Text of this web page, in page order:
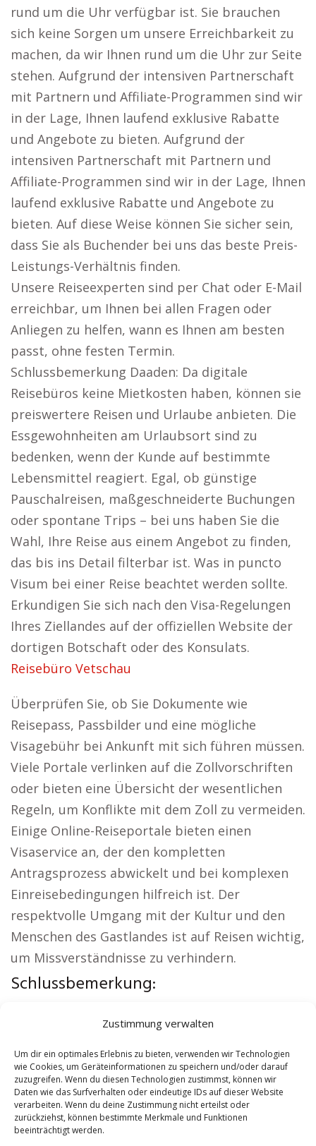
Zustimmung verwalten
Um dir ein optimales Erlebnis zu bieten, verwenden wir Technologien
wie Cookies, um Geräteinformationen zu speichern und/oder darauf
zuzugreifen. Wenn du diesen Technologien zustimmst, können wir
Daten wie das Surfverhalten oder eindeutige IDs auf dieser Website
verarbeiten. Wenn du deine Zustimmung nicht erteilst oder
zurückziehst, können bestimmte Merkmale und Funktionen
beeinträchtigt werden.
rund um die Uhr verfügbar ist. Sie brauchen
sich keine Sorgen um unsere Erreichbarkeit zu
machen, da wir Ihnen rund um die Uhr zur Seite
stehen. Aufgrund der intensiven Partnerschaft
mit Partnern und Affiliate-Programmen sind wir
in der Lage, Ihnen laufend exklusive Rabatte
und Angebote zu bieten. Aufgrund der
intensiven Partnerschaft mit Partnern und
Affiliate-Programmen sind wir in der Lage, Ihnen
laufend exklusive Rabatte und Angebote zu
bieten. Auf diese Weise können Sie sicher sein,
dass Sie als Buchender bei uns das beste Preis-
Leistungs-Verhältnis finden.
Unsere Reiseexperten sind per Chat oder E-Mail
erreichbar, um Ihnen bei allen Fragen oder
Anliegen zu helfen, wann es Ihnen am besten
passt, ohne festen Termin.
Schlussbemerkung Daaden: Da digitale
Reisebüros keine Mietkosten haben, können sie
preiswertere Reisen und Urlaube anbieten. Die
Essgewohnheiten am Urlaubsort sind zu
bedenken, wenn der Kunde auf bestimmte
Lebensmittel reagiert. Egal, ob günstige
Pauschalreisen, maßgeschneiderte Buchungen
oder spontane Trips – bei uns haben Sie die
Wahl, Ihre Reise aus einem Angebot zu finden,
das bis ins Detail filterbar ist. Was in puncto
Visum bei einer Reise beachtet werden sollte.
Erkundigen Sie sich nach den Visa-Regelungen
Ihres Ziellandes auf der offiziellen Website der
dortigen Botschaft oder des Konsulats.
Reisebüro Vetschau
Überprüfen Sie, ob Sie Dokumente wie
Reisepass, Passbilder und eine mögliche
Visagebühr bei Ankunft mit sich führen müssen.
Viele Portale verlinken auf die Zollvorschriften
oder bieten eine Übersicht der wesentlichen
Regeln, um Konflikte mit dem Zoll zu vermeiden.
Einige Online-Reiseportale bieten einen
Visaservice an, der den kompletten
Antragsprozess abwickelt und bei komplexen
Einreisebedingungen hilfreich ist. Der
respektvolle Umgang mit der Kultur und den
Menschen des Gastlandes ist auf Reisen wichtig,
um Missverständnisse zu verhindern.
Schlussbemerkung:
|Autovermietung Daaden
Versicherung Daaden|Hauskauf Daaden|
Hundeschule Daaden
Contents [show]